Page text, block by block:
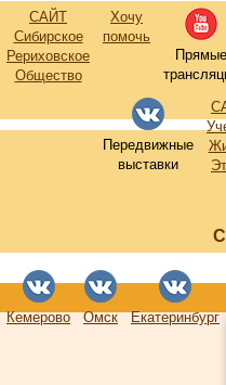
САЙТ
Сибирское
Рериховское
Общество
Хочу
помочь
Прямые
Передвижные
выставки
Кемерово Омск Екатеринбург